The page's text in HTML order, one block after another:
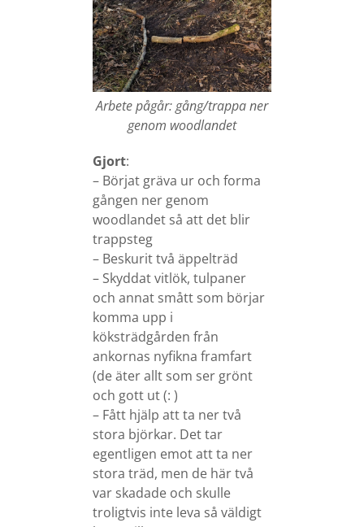
Arbete pågår: gång/trappa ner
genom woodlandet
Gjort:
– Börjat gräva ur och forma
gången ner genom
woodlandet så att det blir
trappsteg
– Beskurit två äppelträd
– Skyddat vitlök, tulpaner
och annat smått som börjar
komma upp i
köksträdgården från
ankornas nyfikna framfart
(de äter allt som ser grönt
och gott ut (: )
– Fått hjälp att ta ner två
stora björkar. Det tar
egentligen emot att ta ner
stora träd, men de här två
var skadade och skulle
troligtvis inte leva så väldigt